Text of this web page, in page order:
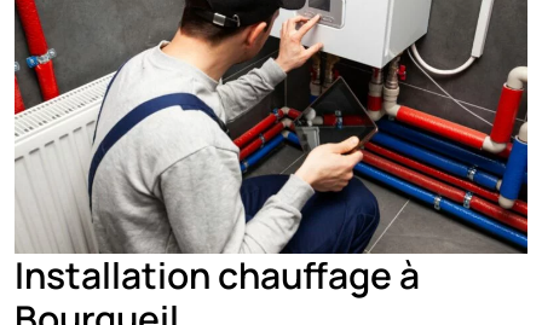
Installation chauffage à